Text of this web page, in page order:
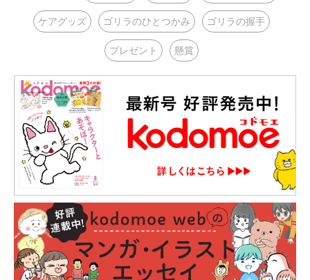
ケアグッズ ゴリラのひとつかみ ゴリラの握手
プレゼント 懸賞